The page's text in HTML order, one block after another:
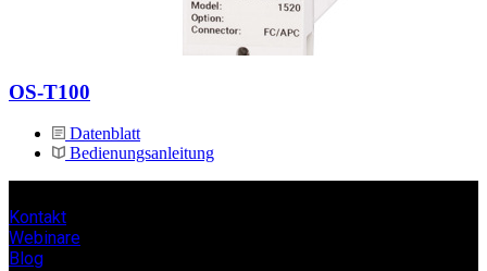
OS-T100
Datenblatt
Bedienungsanleitung
Kontakt
Webinare
Blog